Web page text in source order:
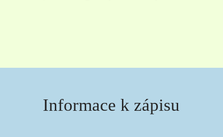
Informace k zápisu